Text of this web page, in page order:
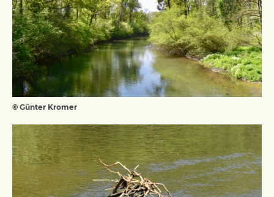
© Günter Kromer